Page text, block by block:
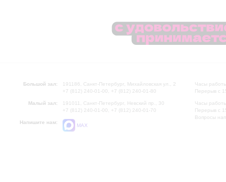
Большой зал:
191186, Санкт-Петербург, Михайловская ул., 2
+7 (812) 240-01-00, +7 (812) 240-01-80
Малый зал:
191011, Санкт-Петербург, Невский пр., 30
+7 (812) 240-01-00, +7 (812) 240-01-70
Напишите нам:
MAX
Часы
Перерыв с
Часы
Перерыв с
Вопросы